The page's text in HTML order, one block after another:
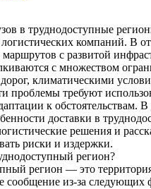
в труднодоступные
компаний. В
с развитой
с множеством
дорог, климатическими
проблемы требуют
к обстоятельствам.
доставки в
решения и
риски и издержки.
регион?
регион — это
сообщение из-за следующих